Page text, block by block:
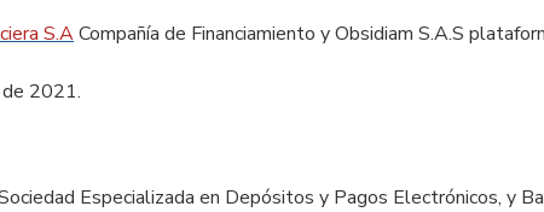
S.ACompañía de Financiamiento y Obsidiam S.A.S
2021.
Especializada en Depósitos y Pagos Electrónicos, y